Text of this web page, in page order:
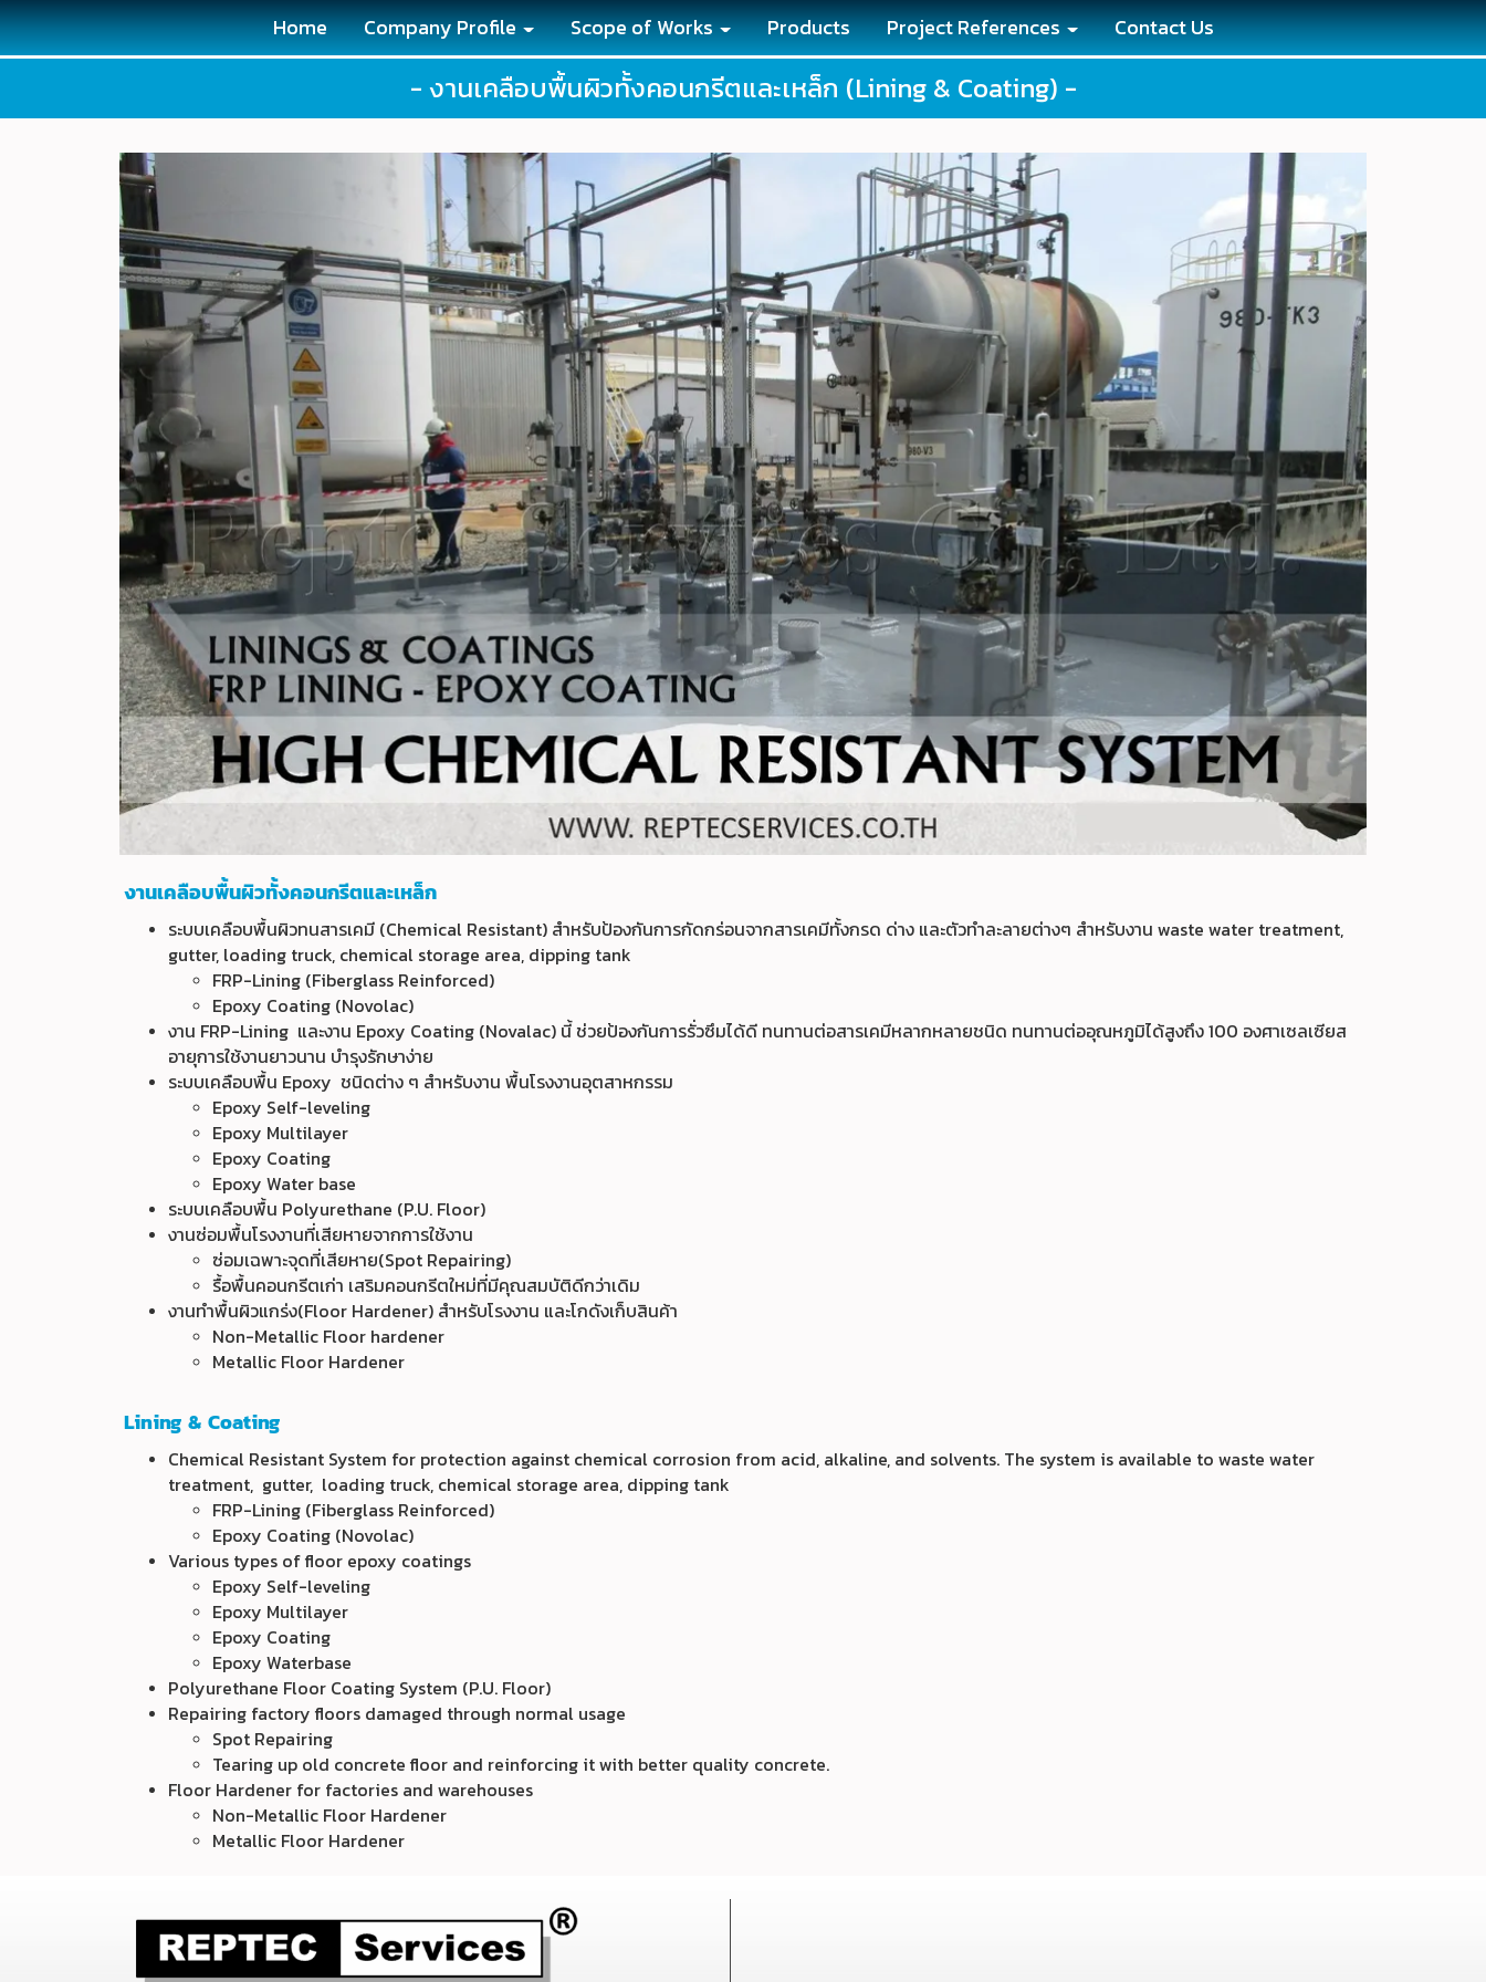
Home Company Profile Scope of Works Products Project References Contact Us
- งานเคลือบพื้นผิวทั้งคอนกรีตและเหล็ก (Lining & Coating) -
งานเคลือบพื้นผิวทั้งคอนกรีตและเหล็ก
ระบบเคลือบพื้นผิวทนสารเคมี (Chemical Resistant) สำหรับป้องกันการกัดกร่อนจากสารเคมีทั้งกรด ด่าง และตัวทำละลายต่างๆ สำหรับงาน waste water treatment,
gutter, loading truck, chemical storage area, dipping tank
FRP-Lining (Fiberglass Reinforced)
Epoxy Coating (Novolac)
งาน FRP-Lining และงาน Epoxy Coating (Novalac) นี้ ช่วยป้องกันการรั่วซึมได้ดี ทนทานต่อสารเคมีหลากหลายชนิด ทนทานต่ออุณหภูมิได้สูงถึง 100 องศาเซลเซียส
อายุการใช้งานยาวนาน บำรุงรักษาง่าย
ระบบเคลือบพื้น Epoxy ชนิดต่าง ๆ สำหรับงาน พื้นโรงงานอุตสาหกรรม
Epoxy Self-leveling
Epoxy Multilayer
Epoxy Coating
Epoxy Water base
ระบบเคลือบพื้น Polyurethane (P.U. Floor)
งานซ่อมพื้นโรงงานที่เสียหายจากการใช้งาน
ซ่อมเฉพาะจุดที่เสียหาย(Spot Repairing)
รื้อพื้นคอนกรีตเก่า เสริมคอนกรีตใหม่ที่มีคุณสมบัติดีกว่าเดิม
งานทำพื้นผิวแกร่ง(Floor Hardener) สำหรับโรงงาน และโกดังเก็บสินค้า
Non-Metallic Floor hardener
Metallic Floor Hardener
Lining & Coating
Chemical Resistant System for protection against chemical corrosion from acid, alkaline, and solvents. The system is available to waste water
treatment, gutter, loading truck, chemical storage area, dipping tank
FRP-Lining (Fiberglass Reinforced)
Epoxy Coating (Novolac)
Various types of floor epoxy coatings
Epoxy Self-leveling
Epoxy Multilayer
Epoxy Coating
Epoxy Waterbase
Polyurethane Floor Coating System (P.U. Floor)
Repairing factory floors damaged through normal usage
Spot Repairing
Tearing up old concrete floor and reinforcing it with better quality concrete.
Floor Hardener for factories and warehouses
Non-Metallic Floor Hardener
Metallic Floor Hardener